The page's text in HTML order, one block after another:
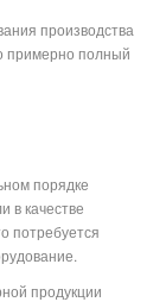
производства
примерно полный
порядке
в качестве
потребуется
продукции